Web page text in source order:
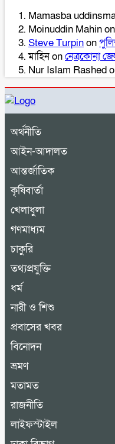
Mamasba
Moinuddin Mahin
Steve Turpinon
মাহিনonনেত্রকোনা
Nur Islam Rashed
অর্থনীতি
আইন-আদালত
আন্তর্জাতিক
কৃষিবার্তা
খেলাধুলা
গণমাধ্যম
চাকুরি
তথ্যপ্রযুক্তি
ধর্ম
নারী ও শিশু
প্রবাসের খবর
বিনোদন
ভ্রমণ
মতামত
রাজনীতি
লাইফস্টাইল